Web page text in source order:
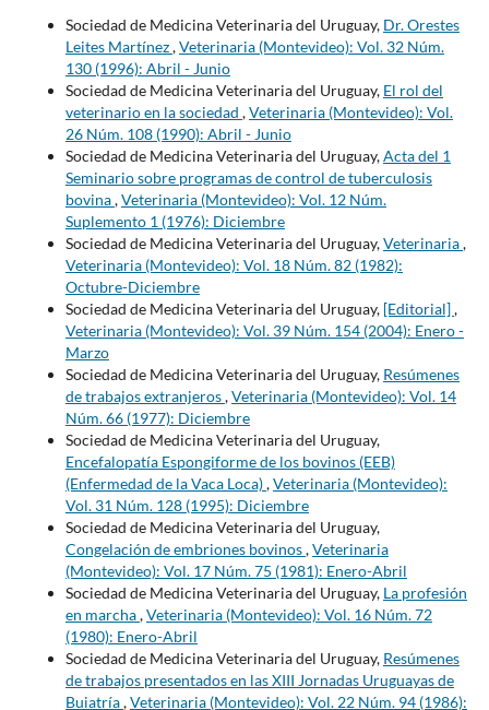
Sociedad de Medicina Veterinaria del Uruguay, Dr. Orestes
Leites Martínez,Veterinaria (Montevideo): Vol. 32 Núm.
130 (1996): Abril - Junio
Sociedad de Medicina Veterinaria del Uruguay, El rol del
veterinario en la sociedad ,Veterinaria (Montevideo): Vol.
26 Núm. 108 (1990): Abril - Junio
Sociedad de Medicina Veterinaria del Uruguay,Acta del 1
Seminario sobre programas de control de tuberculosis
bovina,Veterinaria (Montevideo): Vol. 12 Núm.
Suplemento 1 (1976): Diciembre
Sociedad de Medicina Veterinaria del Uruguay,Veterinaria,
Veterinaria (Montevideo): Vol. 18 Núm. 82 (1982):
Octubre-Diciembre
Sociedad de Medicina Veterinaria del Uruguay, [Editorial] ,
Veterinaria (Montevideo): Vol. 39 Núm. 154 (2004): Enero -
Marzo
Sociedad de Medicina Veterinaria del Uruguay, Resúmenes
de trabajos extranjeros,Veterinaria (Montevideo): Vol. 14
Núm. 66 (1977): Diciembre
Sociedad de Medicina Veterinaria del Uruguay,
Encefalopatía Espongiforme de los bovinos (EEB)
(Enfermedad de la Vaca Loca),Veterinaria (Montevideo):
Vol. 31 Núm. 128 (1995): Diciembre
Sociedad de Medicina Veterinaria del Uruguay,
Congelación de embriones bovinos,Veterinaria
(Montevideo): Vol. 17 Núm. 75 (1981): Enero-Abril
Sociedad de Medicina Veterinaria del Uruguay, La profesión
en marcha,Veterinaria (Montevideo): Vol. 16 Núm. 72
(1980): Enero-Abril
Sociedad de Medicina Veterinaria del Uruguay, Resúmenes
de trabajos presentados en las XIII Jornadas Uruguayas de
Buiatría,Veterinaria (Montevideo): Vol. 22 Núm. 94 (1986):